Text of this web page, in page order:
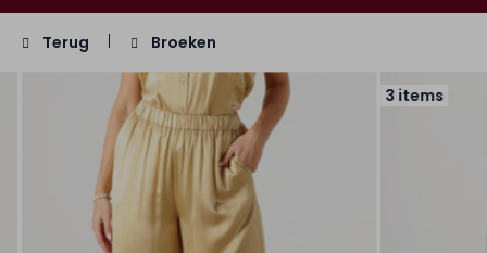
Terug Broeken
3 items